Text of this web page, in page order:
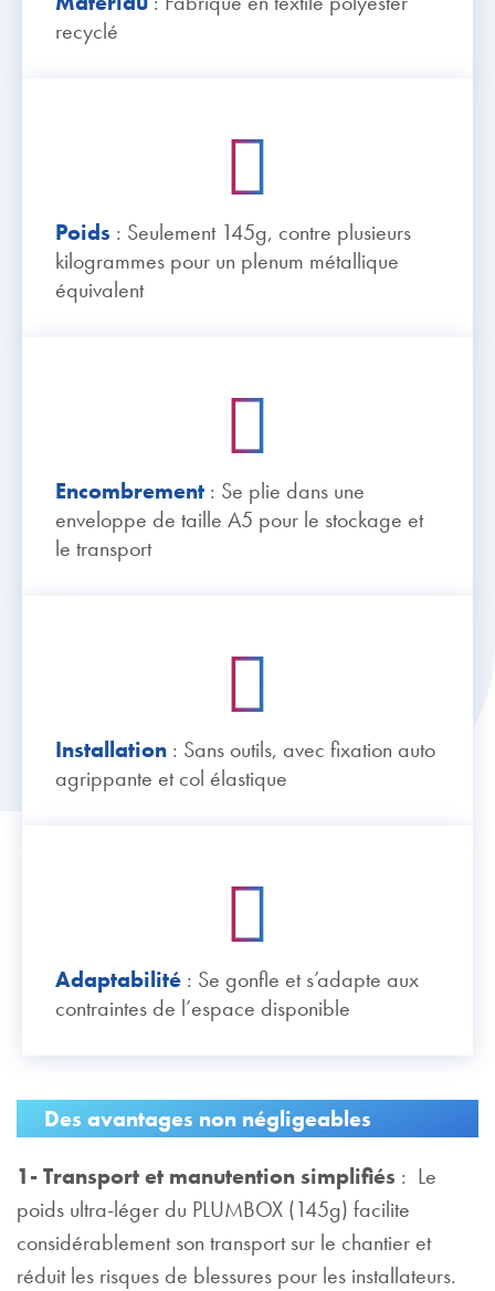
recyclé
Poids : Seulement 145g, contre plusieurs
kilogrammes pour un plenum métallique
équivalent
Encombrement : Se plie dans une
enveloppe de taille A5 pour le stockage et
le transport
Installation : Sans outils, avec fixation auto
agrippante et col élastique
Adaptabilité : Se gonfle et s’adapte aux
contraintes de l’espace disponible
Des avantages non négligeables
1- Transport et manutention simplifiés : Le
poids ultra-léger du PLUMBOX (145g) facilite
considérablement son transport sur le chantier et
réduit les risques de blessures pour les installateurs.